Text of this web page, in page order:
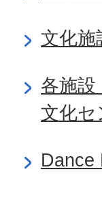
文化施
各施
文化セ
Dance